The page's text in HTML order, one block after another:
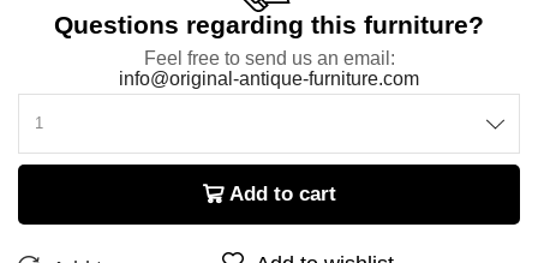
Questions regarding this furniture?
Feel free to send us an email:
info@original-antique-furniture.com
Add to cart